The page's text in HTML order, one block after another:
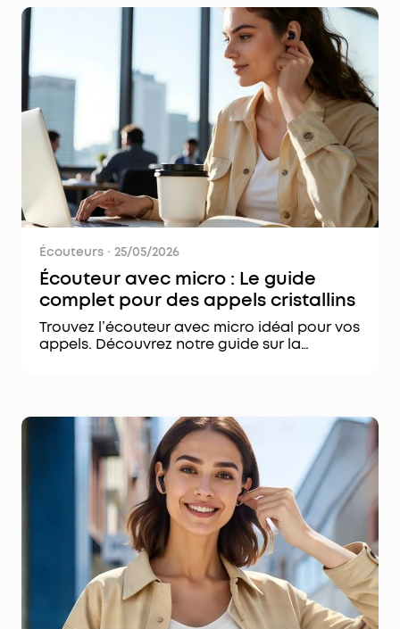
Écouteurs · 25/05/2026
Écouteur avec micro : Le guide
complet pour des appels cristallins
Trouvez l’écouteur avec micro idéal pour vos
appels. Découvrez notre guide sur la